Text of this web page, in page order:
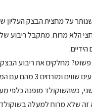
על מחצית הבצק העליון
פשוט? מחלקים את ריבוע
ל-40 ס”מ) ל-4 ריבועים
כשהשוקולד מופנה כלפי
זה שלא מרוח למעלה